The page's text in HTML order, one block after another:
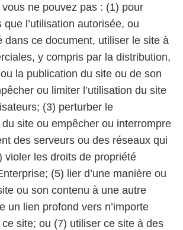
ne pouvez pas : (1) pour
que l’utilisation autorisée, ou
dans ce document, utiliser le site à
y compris par la distribution,
la publication du site ou de son
ou limiter l’utilisation du site
(3) perturber le
site ou empêcher ou interrompre
des serveurs ou des réseaux qui
violer les droits de propriété
(5) lier d’une manière ou
ou son contenu à une autre
un lien profond vers n’importe
site; ou (7) utiliser ce site à des